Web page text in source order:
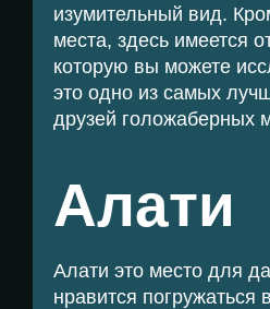
изумительный вид.
места, здесь имеется
которую вы можете
это одно из самых
друзей голожаберных
Алати
Алати это место для
нравится погружаться